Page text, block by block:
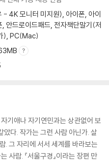
- 4K 모니터 미지원), 아이폰, 아이
안드로이드패드, 전자책단말기(저
), PC(Mac)
기애나 자기연민과는 상관없어 보
았다. 작가는 그런 사람 아닌가. 살
. 그 자리에 서서 세계를 바라보는
사람. 『서울구경』이라는 장편 만